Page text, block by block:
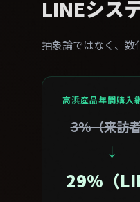
抽象論ではなく、数
高浜産品年間購入
3%（来訪
↓
29%（
登録者